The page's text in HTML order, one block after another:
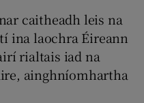
caitheadh leis na
ina laochra Éireann
rialtais iad na
ainghníomhartha